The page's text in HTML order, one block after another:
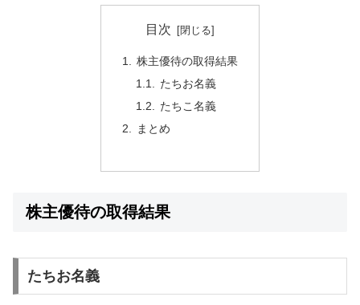
目次
株主優待の取得結果
たちお名義
たちこ名義
まとめ
株主優待の取得結果
たちお名義